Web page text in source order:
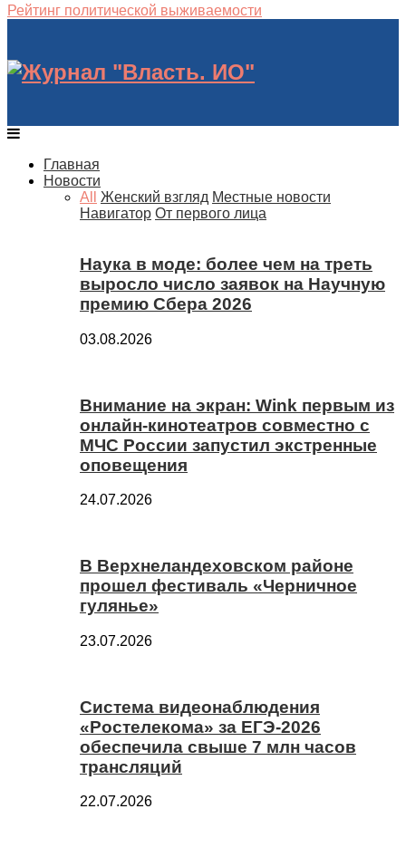
Рейтинг политической выживаемости
Главная
Новости
All
Женский взгляд Местные новости
Навигатор От первого лица
Наука в моде: более чем на треть
выросло число заявок на Научную
премию Сбера 2026
03.08.2026
Внимание на экран: Wink первым из
онлайн-кинотеатров совместно с
МЧС России запустил экстренные
оповещения
24.07.2026
В Верхнеландеховском районе
прошел фестиваль «Черничное
гулянье»
23.07.2026
Система видеонаблюдения
«Ростелекома» за ЕГЭ-2026
обеспечила свыше 7 млн часов
трансляций
22.07.2026